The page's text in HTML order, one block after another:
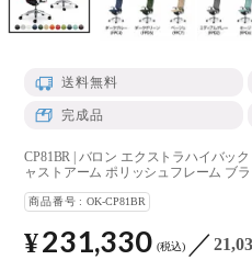
送料無料
完成品
CP81BR | バロン エクストラハイバッ
ャストアーム ポリッシュフレーム ブ
商品番号 OK-CP81BR
¥231,330 税込